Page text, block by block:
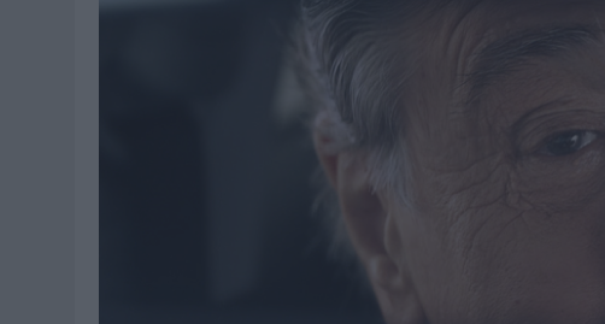
EL USO DE LA IA GENERATIVA ALCANZA YA AL 62% DE LOS
SYSTEM1 NOMBRA A KIMBERLY BASTONI COMO NUEVA DIRECTORA
FRIGO Y UNIQLO LANZAN UNA COLECCIÓN PERSONALIZABLE
LA IA ESTÁ SUBIENDO EL LISTÓN DE LA CREATIVIDAD
BEON WORLDWIDE LANZA RAÍZ URBANA PARA TRANSFORMAR EL
LUIS ARQUILLOS (BURGO DE ARIAS): “LA CONSTRUCCIÓN DE